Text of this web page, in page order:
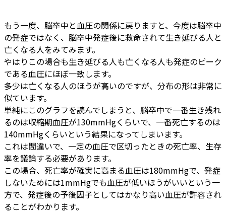
もう一度、脳卒中と血圧の関係に戻りますと、今度は脳卒中
の発症ではなく、脳卒中発症後に救命されて生き延びる人と
亡くなる人をみてみます。
やはりこの場合も生き延びる人も亡くなる人も発症のピーク
である血圧にほぼ一致します。
多少は亡くなる人のほうが高いのですが、分布の形は非常に
似ています。
単純にこのグラフを読んでしまうと、脳卒中で一番生き残れ
るのは収縮期血圧が130mmHgくらいで、一番死亡するのは
140mmHgくらいという結果になってしまいます。
これは間違いで、一定の血圧で区切ったときの死亡率、生存
率を議論する必要があります。
この場合、死亡率が確実に高まる血圧は180mmHgで、発症
しないためには1mmHgでも血圧が低いほうがいいという一
方で、発症後の予後因子としてはかなり高い血圧が許容され
ることがわかります。